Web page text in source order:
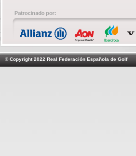
© Copyright 2022 Real Federación Española de Golf